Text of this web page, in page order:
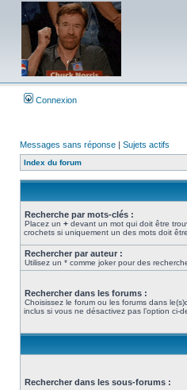
Connexion
Messages sans réponse | Sujets actifs
Index du forum
Recherche par mots-clés :
Placez un + devant un mot qui doit être
crochets si uniquement un des mots doit
Rechercher par auteur :
Utilisez un * comme joker pour des
Rechercher dans les forums :
Choisissez le forum ou les forums dans
inclus si vous ne désactivez pas l’option ci-
Rechercher dans les sous-forums :